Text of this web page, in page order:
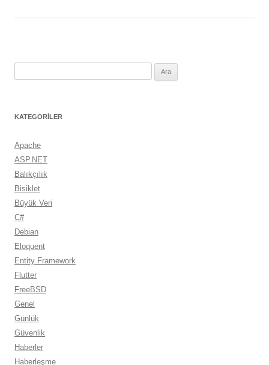
KATEGORILER
Apache
ASP.NET
Balıkçılık
Bisiklet
Büyük Veri
C#
Debian
Eloquent
Entity Framework
Flutter
FreeBSD
Genel
Günlük
Güvenlik
Haberler
Haberleşme